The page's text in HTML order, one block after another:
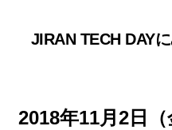
JIRAN TECH DAY
2018年11月2日